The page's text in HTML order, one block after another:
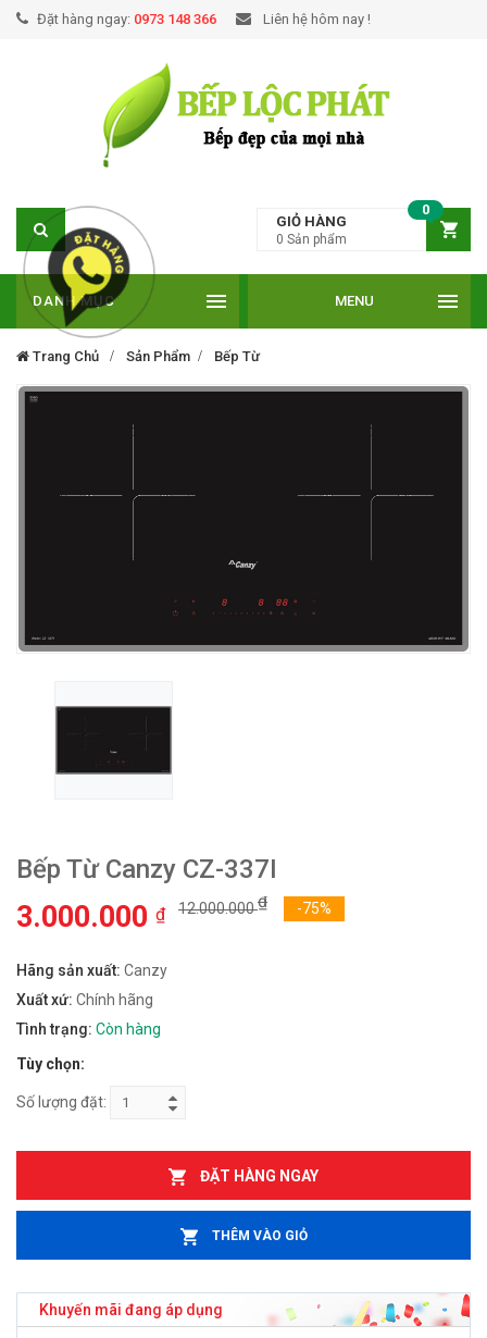
Đặt hàng ngay: 0973 148 366 Liên hệ hôm nay !
GIỎ HÀNG
0
0 Sản phẩm
DANH MỤC MENU
Trang Chủ Sản Phẩm Bếp Từ
Bếp Từ Canzy CZ-337I
3.000.000 ₫ 12.000.000₫ -75%
Hãng sản xuất: Canzy
Xuất xứ: Chính hãng
Tình trạng: Còn hàng
Tùy chọn:
Số lượng đặt:
ĐẶT HÀNG NGAY
THÊM VÀO GIỎ
Khuyến mãi đang áp dụng